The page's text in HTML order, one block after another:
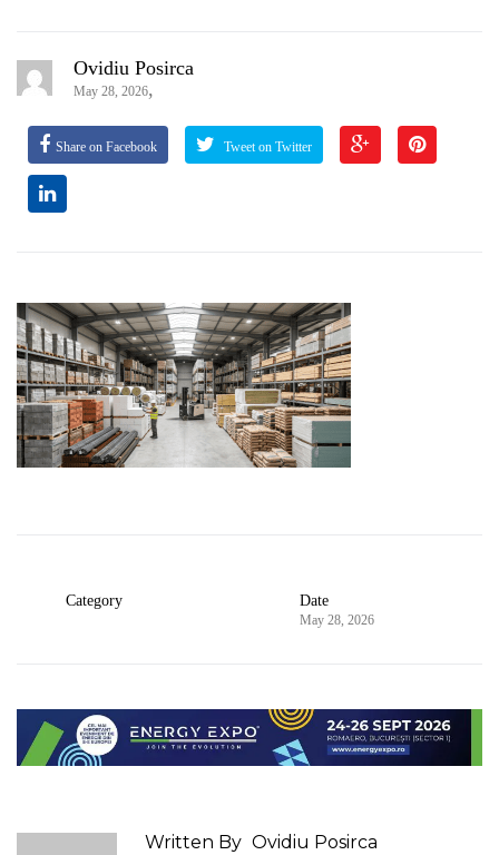
Ovidiu Posirca
May 28, 2026,
Share on Facebook Tweet on Twitter
Category Date
May 28, 2026
Written By Ovidiu Posirca